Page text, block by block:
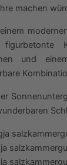
machen
und